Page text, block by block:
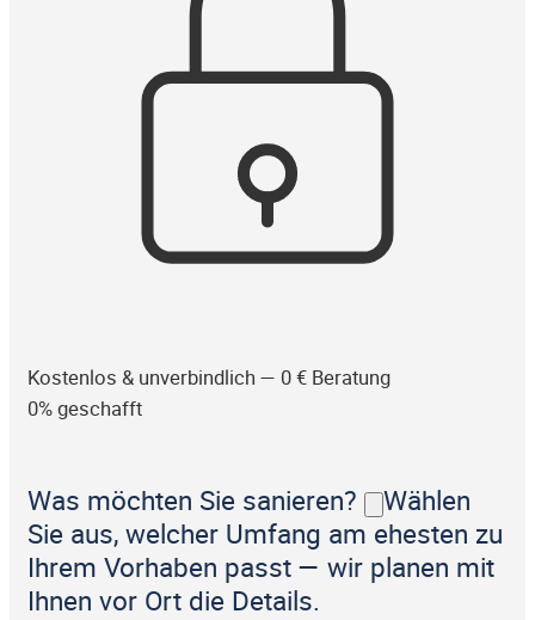
Kostenlos & unverbindlich — 0 € Beratung
0% geschafft
Was möchten Sie sanieren?
Wählen
Sie aus, welcher Umfang am ehesten zu
Ihrem Vorhaben passt — wir planen mit
Ihnen vor Ort die Details.